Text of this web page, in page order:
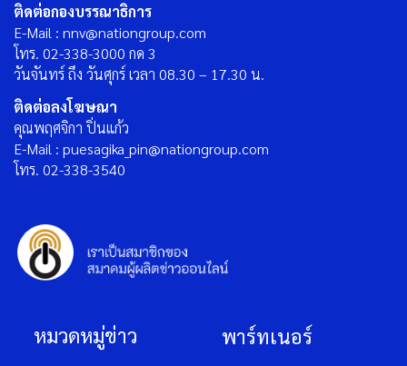
ติดต่อกองบรรณาธิการ
E-Mail : nnv@nationgroup.com
โทร. 02-338-3000 กด 3
วันจันทร์ ถึง วันศุกร์ เวลา 08.30 – 17.30 น.
ติดต่อลงโฆษณา
คุณพฤศจิกา ปิ่นแก้ว
E-Mail : puesagika_pin@nationgroup.com
โทร. 02-338-3540
หมวดหมู่ข่าว พาร์ทเนอร์